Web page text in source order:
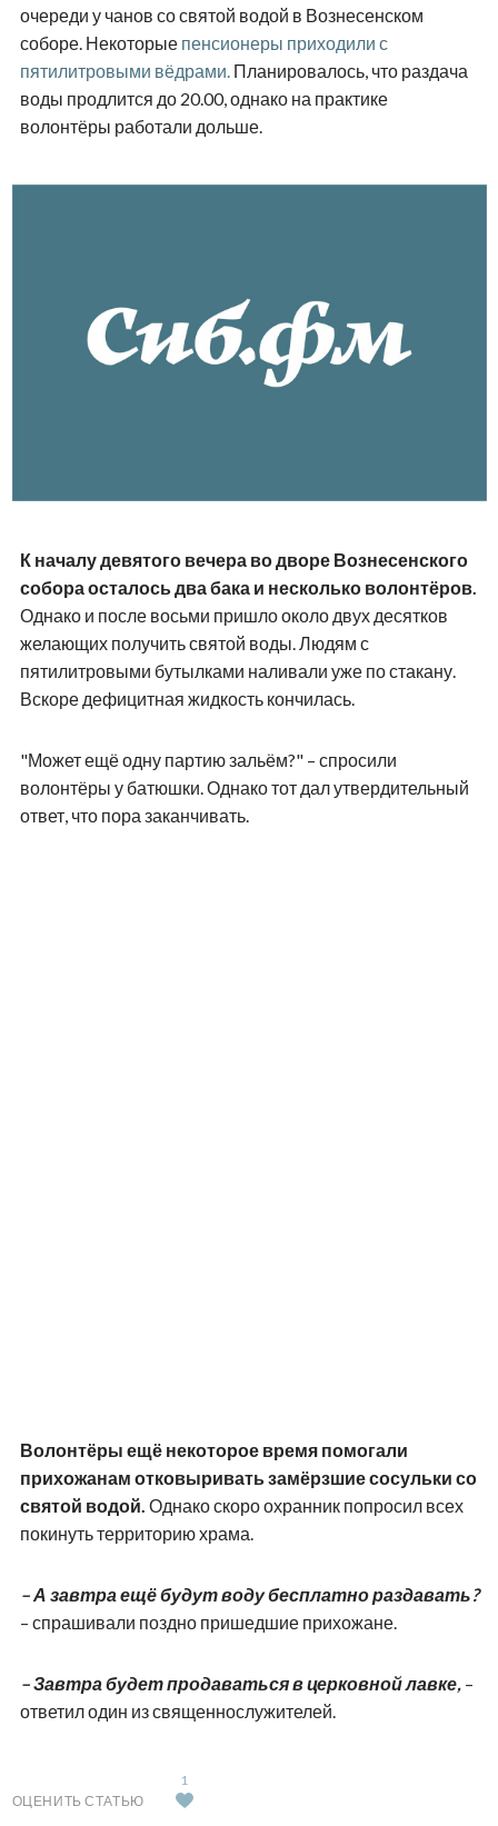
очереди у чанов со святой водой в Вознесенском
соборе. Некоторые пенсионеры приходили с
пятилитровыми вёдрами.Планировалось, что раздача
воды продлится до 20.00, однако на практике
волонтёры работали дольше.
К началу девятого вечера во дворе Вознесенского
собора осталось два бака и несколько волонтёров.
Однако и после восьми пришло около двух десятков
желающих получить святой воды. Людям с
пятилитровыми бутылками наливали уже по стакану.
Вскоре дефицитная жидкость кончилась.
"Может ещё одну партию зальём?" – спросили
волонтёры у батюшки. Однако тот дал утвердительный
ответ, что пора заканчивать.
Волонтёры ещё некоторое время помогали
прихожанам отковыривать замёрзшие сосульки со
святой водой. Однако скоро охранник попросил всех
покинуть территорию храма.
– А завтра ещё будут воду бесплатно раздавать?
– спрашивали поздно пришедшие прихожане.
– Завтра будет продаваться в церковной лавке, –
ответил один из священнослужителей.
ОЦЕНИТЬ СТАТЬЮ
1